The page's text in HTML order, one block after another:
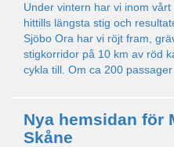
Under vintern har vi inom
hittills längsta stig och
Sjöbo Ora har vi röjt fram,
stigkorridor på 10 km av röd
cykla till. Om ca 200
Nya hemsidan för
Skåne